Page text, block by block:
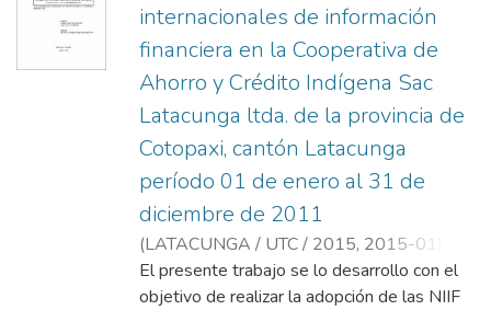
internacionales de información
financiera en la Cooperativa de
Ahorro y Crédito Indígena Sac
Latacunga ltda. de la provincia de
Cotopaxi, cantón Latacunga
período 01 de enero al 31 de
diciembre de 2011
(LATACUNGA / UTC / 2015, 2015-01
Guaña Guano, Vilma Maribel;Sopa Vaca,
Ana Maribel;Hidalgo Achig, Myrian del
El presente trabajo se lo desarrollo con el
objetivo de realizar la adopción de las NIIF